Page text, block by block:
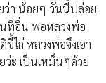
ยว่า น้อยๆ วันนี้ปล่อย
นที่อื่น พอหลวงพ่อ
ขี้ไก่ หลวงพ่อจึงเอา
ว่ะ เป็นเหม็นๆด้วย